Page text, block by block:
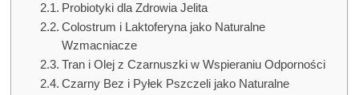
Probiotyki dla Zdrowia Jelita
Colostrum i Laktoferyna jako Naturalne
Wzmacniacze
Tran i Olej z Czarnuszki w Wspieraniu Odporności
Czarny Bez i Pyłek Pszczeli jako Naturalne